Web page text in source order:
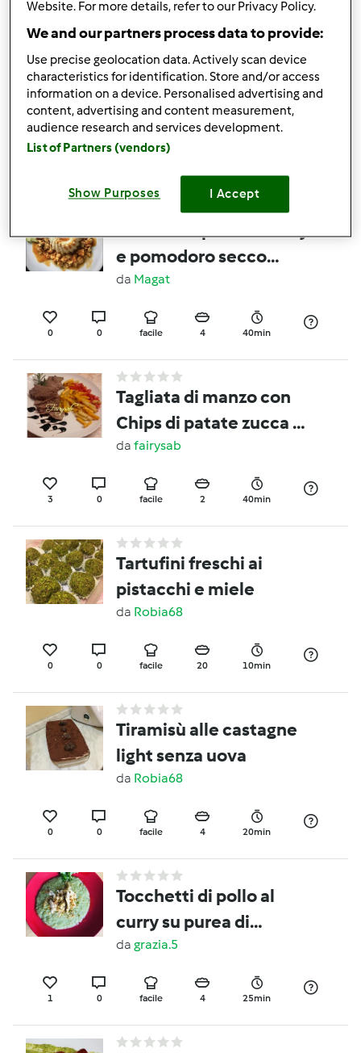
TRECCINE ALLO
YOGURT CON POCHI
GRASSI
damirka.bordoni
Tacchino speziato curry
e pomodoro secco
accompagnato da riso
bianco
da Magat
0 0 facile 4 40min
Tagliata di manzo con
Chips di patate zucca e
peperone -contest
secondi e contorni-
da fairysab
3 0 facile 2 40min
Tartufini freschi ai
pistacchi e miele
da Robia68
0 0 facile 20 10min
Tiramisù alle castagne
light senza uova
da Robia68
0 0 facile 4 20min
Tocchetti di pollo al
curry su purea di
sedano con crumble ai
pomodori secchi e
pistacchi
da grazia.5
1 0 facile 4 25min
Website. For more details, refer to our Privacy Policy.
We and our partners process data to provide:
Use precise geolocation data. Actively scan device
characteristics for identification. Store and/or access
information on a device. Personalised advertising and
content, advertising and content measurement,
audience research and services development.
List of Partners (vendors)
Show Purposes I Accept